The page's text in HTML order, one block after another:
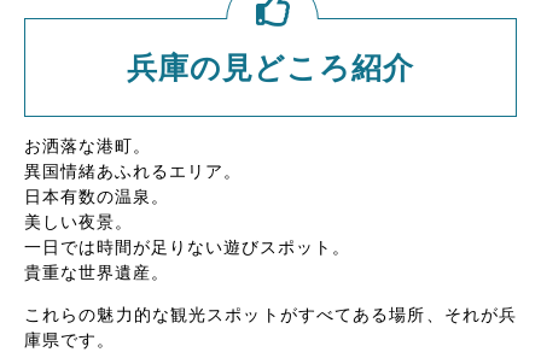
兵庫の見どころ紹介
お洒落な港町。
異国情緒あふれるエリア。
日本有数の温泉。
美しい夜景。
一日では時間が足りない遊びスポット。
貴重な世界遺産。
これらの魅力的な観光スポットがすべてある場所、それが兵
庫県です。